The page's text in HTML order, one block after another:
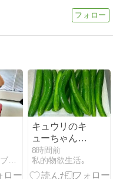
「岩Q槻」公式ブログ
キュウリのキ
ューちゃん
2026年その4
8時間前
私的物欲生活｡